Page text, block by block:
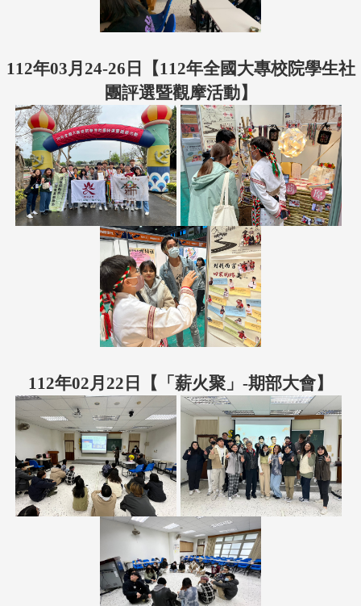
112年03月24-26日【112年全國大專校院學生社
團評選暨觀摩活動】
112年02月22日 【「薪火聚」-期部大會】